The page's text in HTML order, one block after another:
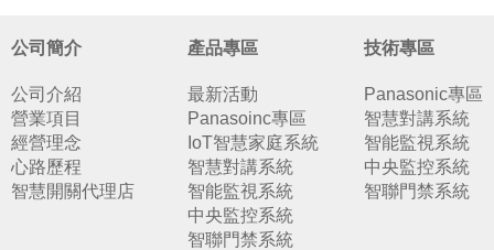
公司簡介
公司介紹
營業項目
經營理念
心路歷程
智慧開關代理店
產品專區
最新活動
Panasoinc專區
IoT智慧家庭系統
智慧對講系統
智能監視系統
中央監控系統
智聯門禁系統
技術專區
Panasonic專區
智慧對講系統
智能監視系統
中央監控系統
智聯門禁系統